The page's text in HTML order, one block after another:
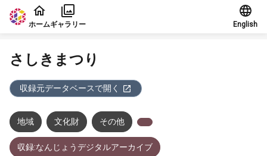
本文に飛ぶ
ホームギャラリー English
さしきまつり
収録元データベースで開く
地域 文化財 その他
収録:なんじょうデジタルアーカイブ